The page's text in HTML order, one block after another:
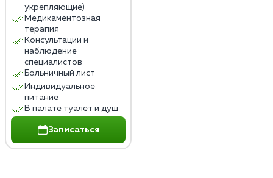
укрепляющие)
Медикаментозная
терапия
Консультации и
наблюдение
специалистов
Больничный лист
Индивидуальное
питание
В палате туалет и душ
Записаться